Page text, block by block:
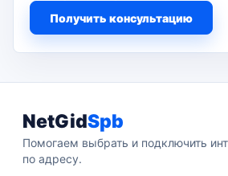
Получить консультацию
NetGidSpb
Помогаем выбрать и подключить
по адресу.